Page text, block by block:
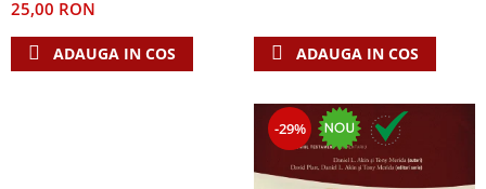
25,00 RON
ADAUGA IN COS ADAUGA IN COS
-29%